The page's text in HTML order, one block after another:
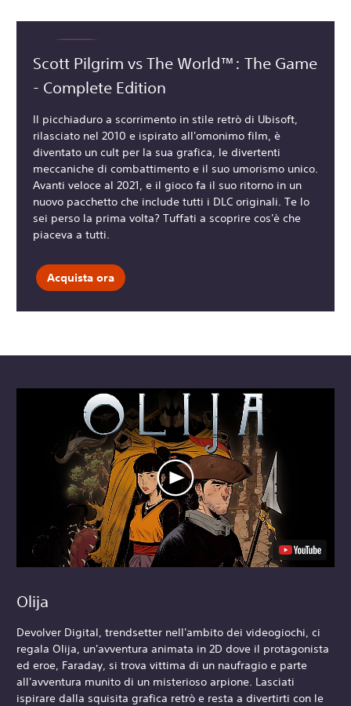
Scott Pilgrim vs The World™: The Game
- Complete Edition
Il picchiaduro a scorrimento in stile retrò di Ubisoft,
rilasciato nel 2010 e ispirato all'omonimo film, è
diventato un cult per la sua grafica, le divertenti
meccaniche di combattimento e il suo umorismo unico.
Avanti veloce al 2021, e il gioco fa il suo ritorno in un
nuovo pacchetto che include tutti i DLC originali. Te lo
sei perso la prima volta? Tuffati a scoprire cos'è che
piaceva a tutti.
Acquista ora
Olija
Devolver Digital, trendsetter nell'ambito dei videogiochi, ci
regala Olija, un'avventura animata in 2D dove il protagonista
ed eroe, Faraday, si trova vittima di un naufragio e parte
all'avventura munito di un misterioso arpione. Lasciati
ispirare dalla squisita grafica retrò e resta a divertirti con le